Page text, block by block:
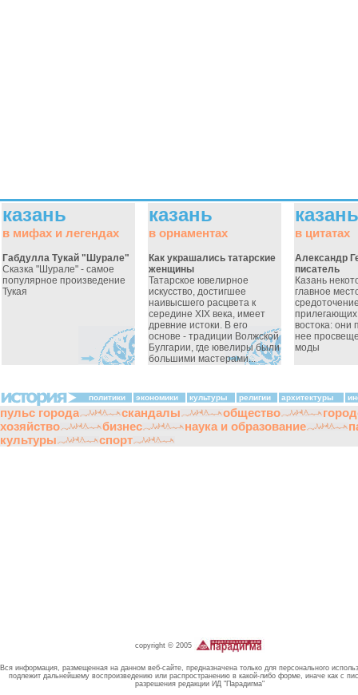
казань
в мифах и легендах
Габдулла Тукай "Шурале"
Сказка "Шурале" - самое
популярное произведение
Тукая
казань
в орнаментах
Как украшались татарские
женщины
Татарское ювелирное
искусство, достигшее
наивысшего расцвета к
середине XIX века, имеет
древние истоки. В его
основе - традиции Волжской
Булгарии, где ювелиры были
большими мастерами...
казань
в цитатах
Александр
писатель
Казань
главное
прилегающих
востока: они
нее
моды
политики экономики культуры религии архитектуры
пульс города скандалы общество
хозяйство
бизнес наука и образование
культуры
спорт
copyright © 2005
Вся информация, размещенная на данном веб-сайте, предназначена только для персонального
подлежит дальнейшему воспроизведению или распространению в какой-либо форме, иначе как с
разрешения редакции ИД "Парадигма"